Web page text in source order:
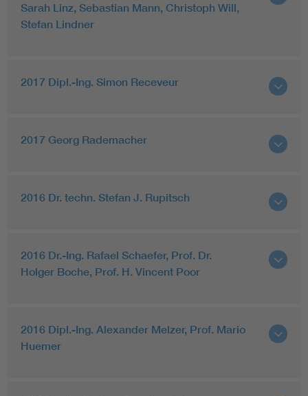
Sarah Linz, Sebastian Mann, Christoph Will,
Stefan Lindner
2017 Dipl.-Ing. Simon Receveur
2017 Georg Rademacher
2016 Dr. techn. Stefan J. Rupitsch
2016 Dr.-Ing. Rafael Schaefer, Prof. Dr.
Holger Boche, Prof. H. Vincent Poor
2016 Dipl.-Ing. Alexander Melzer, Prof. Mario
Huemer